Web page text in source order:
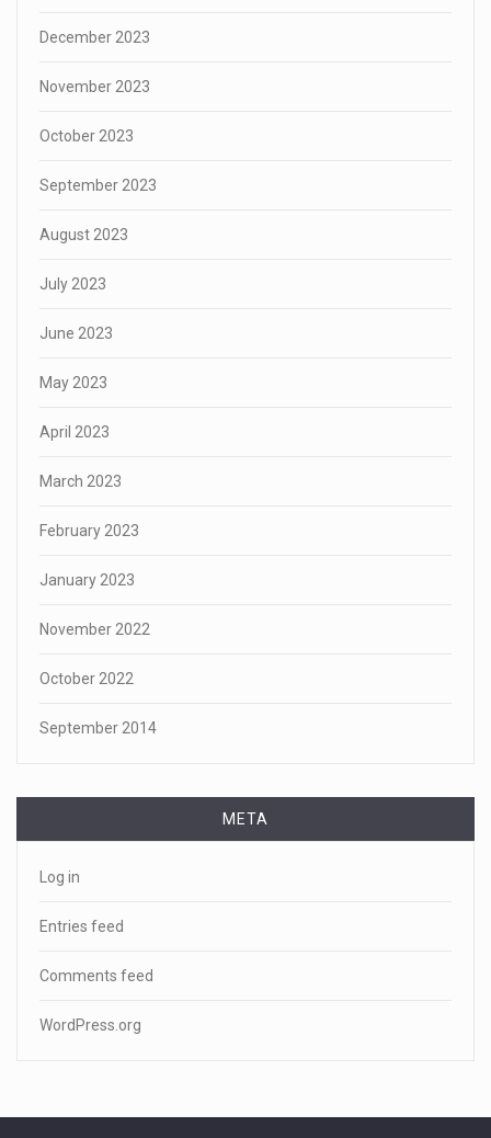
December 2023
November 2023
October 2023
September 2023
August 2023
July 2023
June 2023
May 2023
April 2023
March 2023
February 2023
January 2023
November 2022
October 2022
September 2014
META
Log in
Entries feed
Comments feed
WordPress.org